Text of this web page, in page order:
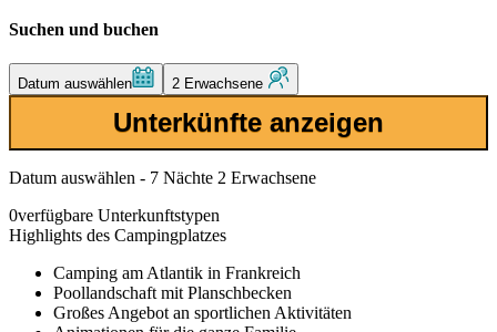
Suchen und buchen
Datum auswählen 2 Erwachsene
Unterkünfte anzeigen
Datum auswählen - 7 Nächte 2 Erwachsene
0verfügbare Unterkunftstypen
Highlights des Campingplatzes
Camping am Atlantik in Frankreich
Poollandschaft mit Planschbecken
Großes Angebot an sportlichen Aktivitäten